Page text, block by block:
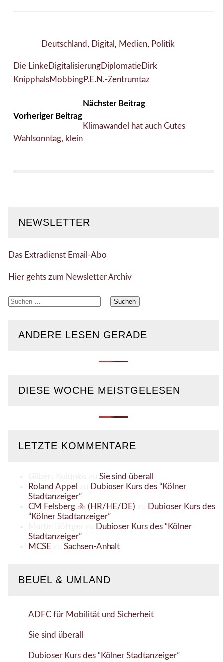
Deutschland , Digital , Medien, Politik
Die LinkeDigitalisierungDiplomatieDirk
KnipphalsMobbingP.E.N.-Zentrumtaz
Vorheriger Beitrag
Wahlsonntag, klein
Nächster Beitrag
Klimawandel hat auch Gutes
NEWSLETTER
Das Extradienst Email-Abo
Hier gehts zum Newsletter Archiv
Suchen
ANDERE LESEN GERADE
DIESE WOCHE MEISTGELESEN
LETZTE KOMMENTARE
Sie sind überall
Roland Appel
Dubioser Kurs des “Kölner
Stadtanzeiger”
CM Felsberg 🚴 (HR/HE/DE)
Dubioser Kurs des
“Kölner Stadtanzeiger”
Dubioser Kurs des “Kölner
Stadtanzeiger”
MCSE
Sachsen-Anhalt
BEUEL & UMLAND
ADFC für Mobilität und Sicherheit
Sie sind überall
Dubioser Kurs des “Kölner Stadtanzeiger”